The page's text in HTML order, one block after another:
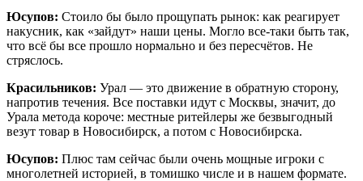
Юсупов: Стоило бы было прощупать рынок: как реагирует
накусник, как «зайдут» наши цены. Могло все-таки быть так,
что всё бы все прошло нормально и без пересчётов. Не
стряслось.
Красильников: Урал — это движение в обратную сторону,
напротив течения. Все поставки идут с Москвы, значит, до
Урала метода короче: местные ритейлеры же безвыгодный
везут товар в Новосибирск, а потом с Новосибирска.
Юсупов: Плюс там сейчас были очень мощные игроки с
многолетней историей, в томишко числе и в нашем формате.